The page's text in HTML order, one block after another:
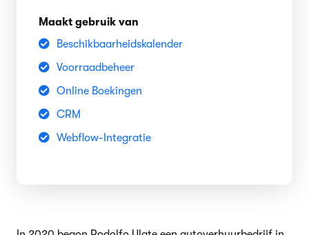
Maakt gebruik van
Beschikbaarheidskalender
Voorraadbeheer
Online Boekingen
CRM
Webflow-Integratie